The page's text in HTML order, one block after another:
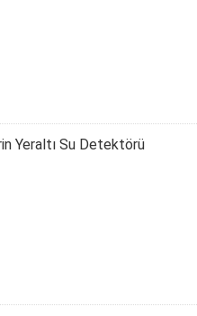
Yeraltı Su Detektörü